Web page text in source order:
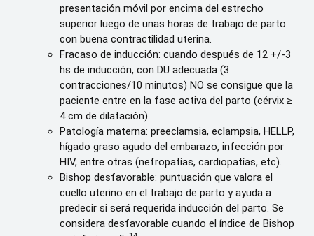
presentación móvil por encima del estrecho
superior luego de unas horas de trabajo de parto
con buena contractilidad uterina.
Fracaso de inducción: cuando después de 12 +/-3
hs de inducción, con DU adecuada (3
contracciones/10 minutos) NO se consigue que la
paciente entre en la fase activa del parto (cérvix ≥
4 cm de dilatación).
Patología materna: preeclamsia, eclampsia, HELLP,
hígado graso agudo del embarazo, infección por
HIV, entre otras (nefropatías, cardiopatías, etc).
Bishop desfavorable: puntuación que valora el
cuello uterino en el trabajo de parto y ayuda a
predecir si será requerida inducción del parto. Se
considera desfavorable cuando el índice de Bishop